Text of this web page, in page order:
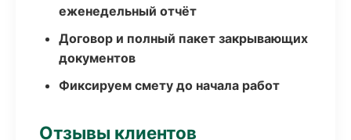
еженедельный отчёт
Договор и полный пакет закрывающих
документов
Фиксируем смету до начала работ
Отзывы клиентов